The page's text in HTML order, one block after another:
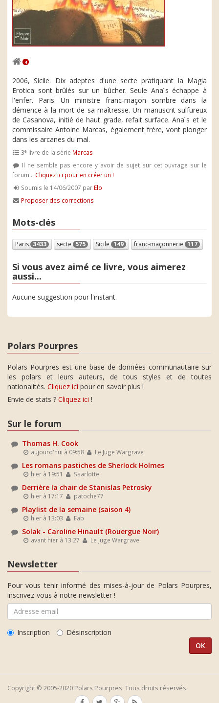
4
2006, Sicile. Dix adeptes d'une secte pratiquant la Magia
Erotica sont brûlés sur un bûcher. Seule Anaïs échappe à
l'enfer. Paris. Un ministre franc-maçon sombre dans la
démence à la mort de sa maîtresse. Un manuscrit sulfureux
de Casanova, initié de haut grade, refait surface. Anaïs et le
commissaire Antoine Marcas, également frère, vont plonger
dans les arcanes du mal.
3e livre de la série Marcas
Il ne semble pas encore y avoir de sujet sur cet ouvrage sur le
forum... Cliquez ici pour en créer un !
Soumis le 14/06/2007 par Elo
Proposer des corrections
Mots-clés
Paris 3433 secte 575 Sicile 149 franc-maçonnerie 117
Si vous avez aimé ce livre, vous aimerez
aussi...
Aucune suggestion pour l'instant.
Polars Pourpres
Polars Pourpres est une base de données communautaire sur
les polars et leurs auteurs, de tous styles et de toutes
nationalités. Cliquez ici pour en savoir plus !
Envie de stats ? Cliquez ici !
Sur le forum
Thomas H. Cook
aujourd'hui à 09:58 Le Juge Wargrave
Les romans pastiches de Sherlock Holmes
hier à 19:51 Ssarlotte
Derrière la chair de Stanislas Petrosky
hier à 17:17 patoche77
Playlist de la semaine (saison 4)
hier à 13:03 Fab
Solak - Caroline Hinault (Rouergue Noir)
avant hier à 13:27 Le Juge Wargrave
Newsletter
Pour vous tenir informé des mises-à-jour de Polars Pourpres,
inscrivez-vous à notre newsletter !
Inscription Désinscription
Copyright © 2005-2020 Polars Pourpres. Tous droits réservés.